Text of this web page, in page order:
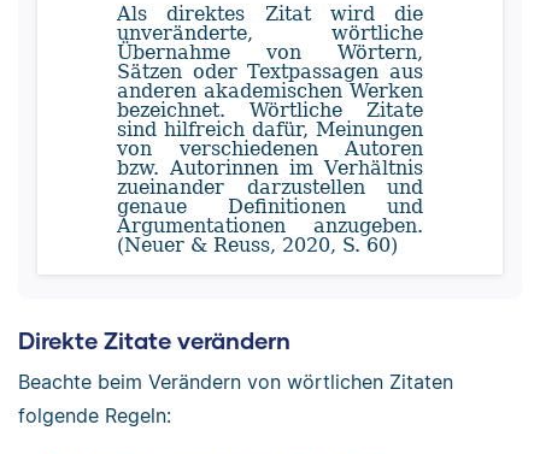
Als direktes Zitat wird die
unveränderte, wörtliche
Übernahme von Wörtern,
Sätzen oder Textpassagen aus
anderen akademischen Werken
bezeichnet. Wörtliche Zitate
sind hilfreich dafür, Meinungen
von verschiedenen Autoren
bzw. Autorinnen im Verhältnis
zueinander darzustellen und
genaue Definitionen und
Argumentationen anzugeben.
(Neuer & Reuss, 2020, S. 60)
Direkte Zitate verändern
Beachte beim Verändern von wörtlichen Zitaten
folgende Regeln: